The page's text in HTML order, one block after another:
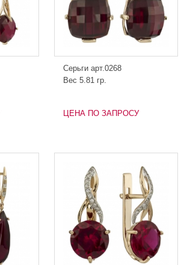
Серьги арт.0268
Вес 5.81 гр.
ЦЕНА ПО ЗАПРОСУ